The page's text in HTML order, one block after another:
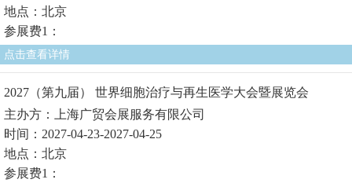
地点：北京
参展费1：
点击查看详情
2027（第九届） 世界细胞治疗与再生医学大会暨展览会
主办方：上海广贸会展服务有限公司
时间：2027-04-23-2027-04-25
地点：北京
参展费1：